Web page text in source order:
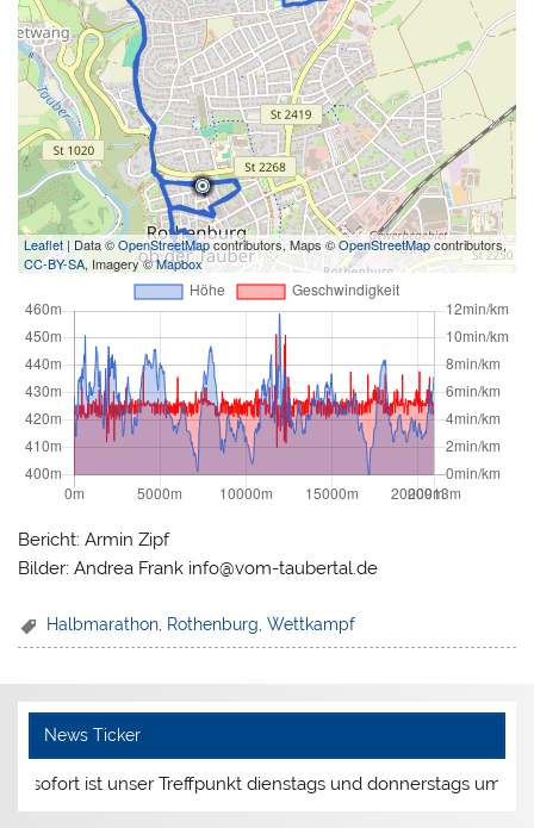
Leaflet | Data ©OpenStreetMapcontributors, Maps ©OpenStreetMapcontributors,
CC-BY-SA, Imagery ©Mapbox
Bericht: Armin Zipf
Bilder: Andrea Frank info@vom-taubertal.de
Halbmarathon Rothenburg ,Wettkampf
News Ticker
ist unser Treffpunkt dienstags und donnerstags um 19:00